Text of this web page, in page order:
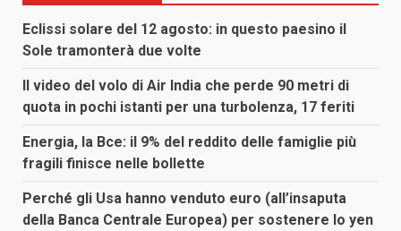
Eclissi solare del 12 agosto: in questo paesino il
Sole tramonterà due volte
Il video del volo di Air India che perde 90 metri di
quota in pochi istanti per una turbolenza, 17 feriti
Energia, la Bce: il 9% del reddito delle famiglie più
fragili finisce nelle bollette
Perché gli Usa hanno venduto euro (all’insaputa
della Banca Centrale Europea) per sostenere lo yen